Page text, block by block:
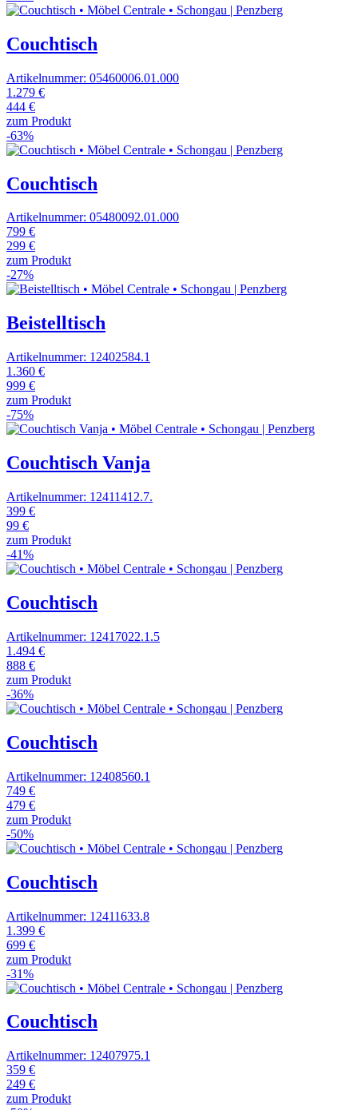
Couchtisch
Artikelnummer: 05460006.01.000
1.279 €
444 €
zum Produkt
-63%
Couchtisch
Artikelnummer: 05480092.01.000
799 €
299 €
zum Produkt
-27%
Beistelltisch
Artikelnummer: 12402584.1
1.360 €
999 €
zum Produkt
-75%
Couchtisch Vanja
Artikelnummer: 12411412.7.
399 €
99 €
zum Produkt
-41%
Couchtisch
Artikelnummer: 12417022.1.5
1.494 €
888 €
zum Produkt
-36%
Couchtisch
Artikelnummer: 12408560.1
749 €
479 €
zum Produkt
-50%
Couchtisch
Artikelnummer: 12411633.8
1.399 €
699 €
zum Produkt
-31%
Couchtisch
Artikelnummer: 12407975.1
359 €
249 €
zum Produkt